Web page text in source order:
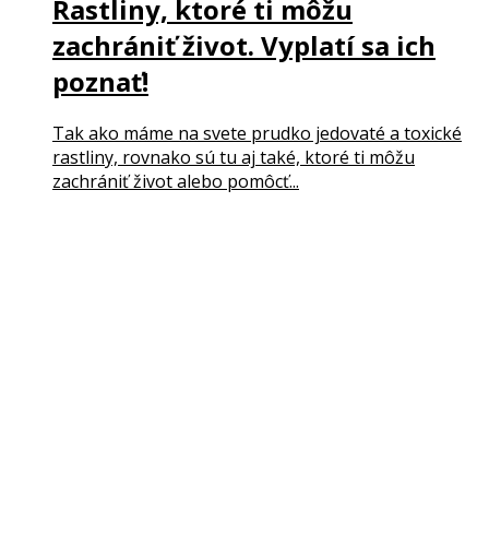
Rastliny, ktoré ti môžu
zachrániť život. Vyplatí sa ich
poznať!
Tak ako máme na svete prudko jedovaté a toxické
rastliny, rovnako sú tu aj také, ktoré ti môžu
zachrániť život alebo pomôcť...